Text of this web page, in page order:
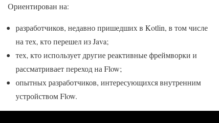
Ориентирован на:
разработчиков, недавно пришедших в Kotlin, в том числе
на тех, кто перешел из Java;
тех, кто использует другие реактивные фреймворки и
рассматривает переход на Flow;
опытных разработчиков, интересующихся внутренним
устройством Flow.